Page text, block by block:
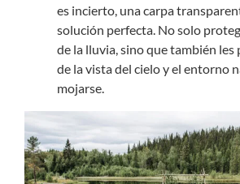
es incierto, una carpa
solución perfecta. No solo
de la lluvia, sino que también
de la vista del cielo y el entorno
mojarse.